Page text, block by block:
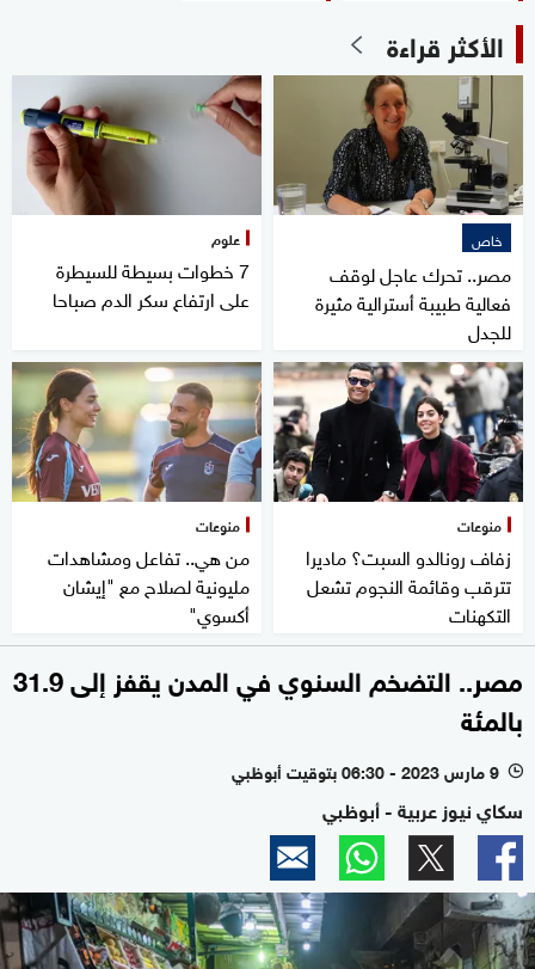
الأكثر قراءة
خاص
مصر.. تحرك عاجل لوقف
فعالية طبيبة أسترالية مثيرة
للجدل
علوم
7 خطوات بسيطة للسيطرة
على ارتفاع سكر الدم صباحا
منوعات
زفاف رونالدو السبت؟ ماديرا
تترقب وقائمة النجوم تشعل
التكهنات
منوعات
من هي.. تفاعل ومشاهدات
مليونية لصلاح مع "إيشان
أكسوي"
مصر.. التضخم السنوي في المدن يقفز إلى 31.9
بالمئة
l 9 مارس 2023 - 06:30 بتوقيت أبوظبي
سكاي نيوز عربية - أبوظبي